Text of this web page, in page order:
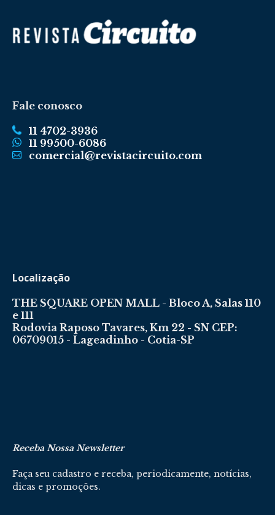
Fale conosco
11 4702-3936
11 99500-6086
comercial@revistacircuito.com
Localização
THE SQUARE OPEN MALL - Bloco A, Salas 110
e 111
Rodovia Raposo Tavares, Km 22 - SN CEP:
06709015 - Lageadinho - Cotia-SP
Receba Nossa Newsletter
Faça seu cadastro e receba, periodicamente, notícias,
dicas e promoções.